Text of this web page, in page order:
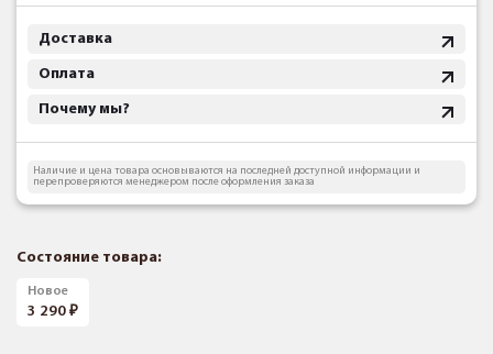
Доставка
Оплата
Почему мы?
Наличие и цена товара основываются на последней доступной информации и
перепроверяются менеджером после оформления заказа
Состояние товара:
Новое
3 290